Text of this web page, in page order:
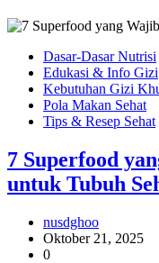
Dasar-Dasar Nutrisi
Edukasi & Info Gizi
Kebutuhan Gizi
Pola Makan Sehat
Tips & Resep Sehat
7 Superfood
untuk Tubuh
nusdghoo
Oktober 21, 2025
0